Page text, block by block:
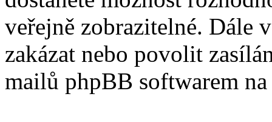
veřejně zobrazitelné. Dále
zakázat nebo povolit
mailů phpBB softwarem